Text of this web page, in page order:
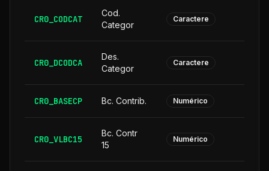
CR0_CODCAT
Cod.
Categor
Caractere
CR0_DCODCA
Des.
Categor
Caractere
CR0_BASECP Bc. Contrib. Numérico
CR0_VLBC15
Bc. Contr
15
Numérico